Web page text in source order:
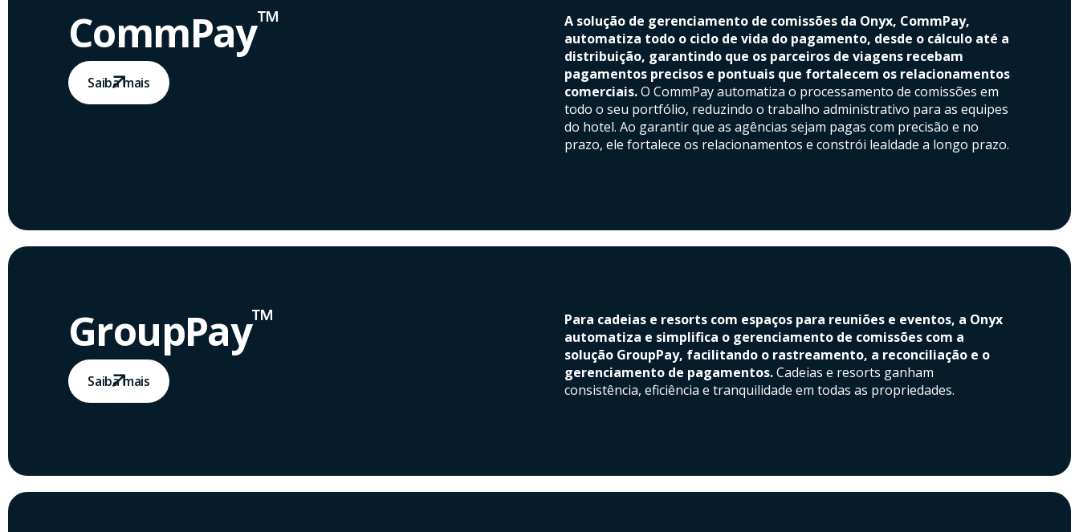
CommPay™
Saiba mais
A solução de gerenciamento de comissões da Onyx, CommPay,
automatiza todo o ciclo de vida do pagamento, desde o cálculo até a
distribuição, garantindo que os parceiros de viagens recebam
pagamentos precisos e pontuais que fortalecem os relacionamentos
comerciais.O CommPay automatiza o processamento de comissões em
todo o seu portfólio, reduzindo o trabalho administrativo para as equipes
do hotel. Ao garantir que as agências sejam pagas com precisão e no
prazo, ele fortalece os relacionamentos e constrói lealdade a longo prazo.
GroupPay™
Saiba mais
Para cadeias e resorts com espaços para reuniões e eventos, a Onyx
automatiza e simplifica o gerenciamento de comissões com a
solução GroupPay, facilitando o rastreamento, a reconciliação e o
gerenciamento de pagamentos.Cadeias e resorts ganham
consistência, eficiência e tranquilidade em todas as propriedades.